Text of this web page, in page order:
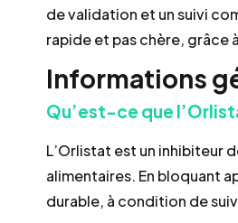
de validation et un suivi
rapide et pas chère, grâce
Informations
Qu’est-ce que
L’Orlistat est un inhibiteur
alimentaires. En bloquant
durable, à condition de